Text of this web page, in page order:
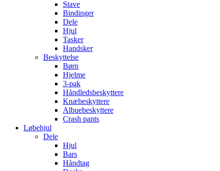
Stave
Bindinger
Dele
Hjul
Tasker
Handsker
Beskyttelse
Børn
Hjelme
3-pak
Håndledsbeskyttere
Knæbeskyttere
Albuebeskyttere
Crash pants
Løbehjul
Dele
Hjul
Bars
Håndtag